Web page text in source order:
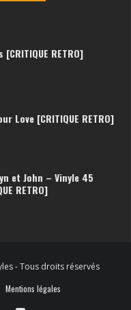
RETRO]
Love [CRITIQUE RETRO]
et John – Vinyle 45
RETRO]
- Tous droits réservés
Mentions légales